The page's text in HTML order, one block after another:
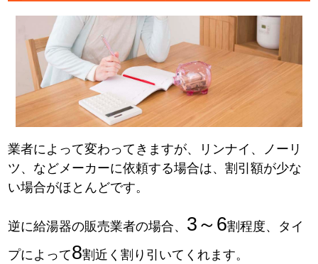
業者によって変わってきますが、リンナイ、ノーリ
ツ、などメーカーに依頼する場合は、割引額が少な
い場合がほとんどです。
逆に給湯器の販売業者の場合、 3～6割程度、タイ
プによって8割近く割り引いてくれます。